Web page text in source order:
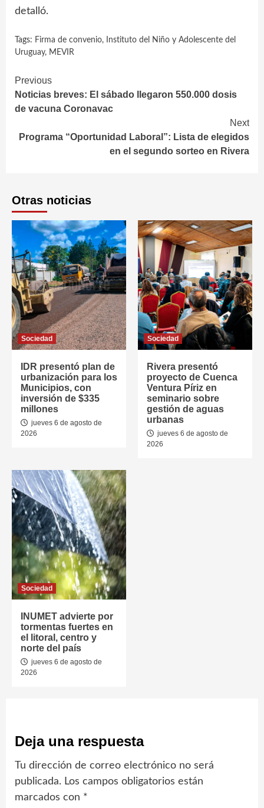
detalló.
Tags: Firma de convenio,
Instituto del Niño y Adolescente del
Uruguay, MEVIR
Continue
Reading
Previous
Noticias breves: El sábado llegaron 550.000 dosis
de vacuna Coronavac
Next
Programa “Oportunidad Laboral”: Lista de elegidos
en el segundo sorteo en Rivera
Otras noticias
Sociedad
IDR presentó plan de
urbanización para los
Municipios, con
inversión de $335
millones
jueves 6 de agosto de
2026
Sociedad
Rivera presentó
proyecto de Cuenca
Ventura Píriz en
seminario sobre
gestión de aguas
urbanas
jueves 6 de agosto de
2026
Sociedad
INUMET advierte por
tormentas fuertes en
el litoral, centro y
norte del país
jueves 6 de agosto de
2026
Deja una respuesta
Tu dirección de correo electrónico no será
publicada. Los campos obligatorios están
marcados con *